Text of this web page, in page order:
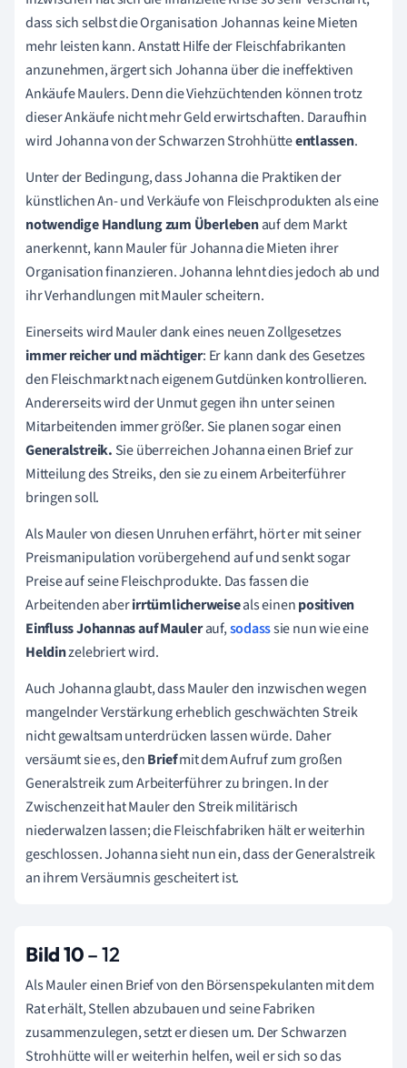
dass sich selbst die Organisation Johannas keine Mieten
mehr leisten kann. Anstatt Hilfe der Fleischfabrikanten
anzunehmen, ärgert sich Johanna über die ineffektiven
Ankäufe Maulers. Denn die Viehzüchtenden können trotz
dieser Ankäufe nicht mehr Geld erwirtschaften. Daraufhin
wird Johanna von der Schwarzen Strohhütteentlassen.
Unter der Bedingung, dass Johanna die Praktiken der
künstlichen An- und Verkäufe von Fleischprodukten als eine
notwendige Handlung zum Überlebenauf dem Markt
anerkennt, kann Mauler für Johanna die Mieten ihrer
Organisation finanzieren. Johanna lehnt dies jedoch ab und
ihr Verhandlungen mit Mauler scheitern.
Einerseits wird Mauler dank eines neuen Zollgesetzes
immer reicher und mächtiger: Er kann dank des Gesetzes
den Fleischmarkt nach eigenem Gutdünken kontrollieren.
Andererseits wird der Unmut gegen ihn unter seinen
Mitarbeitenden immer größer. Sie planen sogar einen
Generalstreik. Sie überreichen Johanna einen Brief zur
Mitteilung des Streiks, den sie zu einem Arbeiterführer
bringen soll.
Als Mauler von diesen Unruhen erfährt, hört er mit seiner
Preismanipulation vorübergehend auf und senkt sogar
Preise auf seine Fleischprodukte. Das fassen die
Arbeitenden aberirrtümlicherweiseals einenpositiven
Einfluss Johannas auf Maulerauf,sodasssie nun wie eine
Heldinzelebriert wird.
Auch Johanna glaubt, dass Mauler den inzwischen wegen
mangelnder Verstärkung erheblich geschwächten Streik
nicht gewaltsam unterdrücken lassen würde. Daher
versäumt sie es, denBriefmit dem Aufruf zum großen
Generalstreik zum Arbeiterführer zu bringen.In der
Zwischenzeit hat Mauler den Streik militärisch
niederwalzen lassen; die Fleischfabriken hält er weiterhin
geschlossen. Johanna sieht nun ein, dass der Generalstreik
an ihrem Versäumnis gescheitert ist.
Bild 10– 12
Als Mauler einen Brief von den Börsenspekulanten mit dem
Rat erhält, Stellen abzubauen und seine Fabriken
zusammenzulegen, setzt er diesen um. Der Schwarzen
Strohhütte will er weiterhin helfen, weil er sich so das